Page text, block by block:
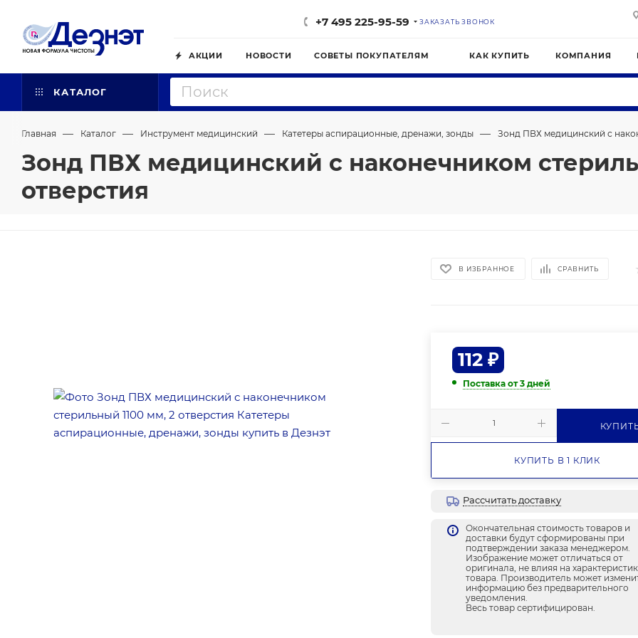
+7 495 225-95-59 ЗАКАЗАТЬ ЗВОНОК
АКЦИИ НОВОСТИ СОВЕТЫ ПОКУПАТЕЛЯМ КАК КУПИТЬ КОМПАНИЯ
КАТАЛОГ
Главная — Каталог — Инструмент медицинский — Катетеры аспирационные, дренажи, зонды — Зонд ПВХ медицинский с
Зонд ПВХ медицинский с наконечником
отверстия
В ИЗБРАННОЕ СРАВНИТЬ
112 ₽
Поставка от 3 дней
КУПИТЬ В 1 КЛИК
Рассчитать доставку
Окончательная стоимость товаров и
доставки будут сформированы при
подтверждении заказа менеджером.
Изображение может отличаться от
оригинала, не влияя на
товара. Производитель может
информацию без предварительного
уведомления.
Весь товар сертифицирован.